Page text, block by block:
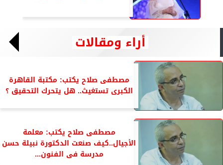
أراء ومقالات
مصطفى صلاح يكتب: مكتبة القاهرة
الكبرى تستغيث.. هل يتحرك التحقيق ؟
مصطفى صلاح يكتب: معلمة
الأجيال..كيف صنعت الدكتورة نبيلة حسن
مدرسة فى الفنون...